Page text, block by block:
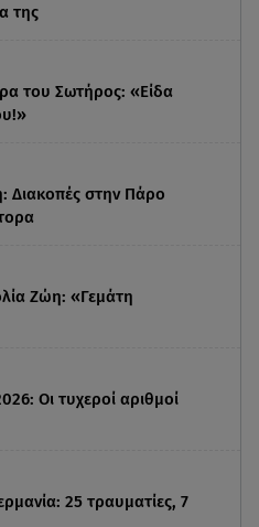
της
του Σωτήρος: «Είδα
Διακοπές στην Πάρο
Ζώη: «Γεμάτη
Οι τυχεροί αριθμοί
25 τραυματίες, 7